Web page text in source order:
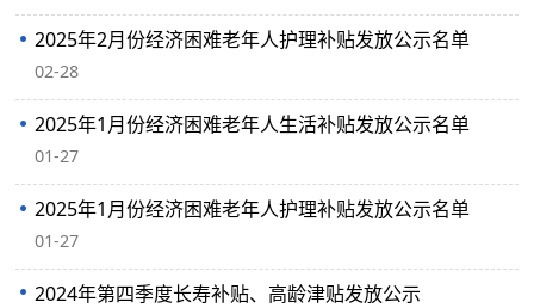
2025年2月份经济困难老年人护理补贴发放公示名单
02-28
2025年1月份经济困难老年人生活补贴发放公示名单
01-27
2025年1月份经济困难老年人护理补贴发放公示名单
01-27
2024年第四季度长寿补贴、高龄津贴发放公示